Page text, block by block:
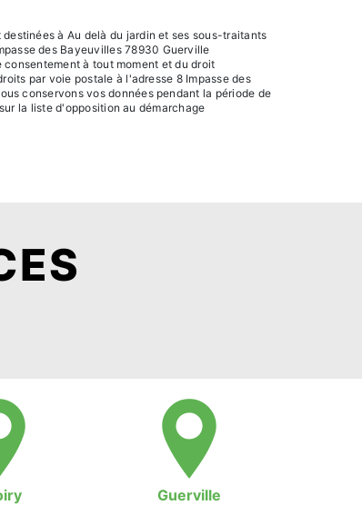
à Au delà du jardin et ses sous-traitants
des Bayeuvilles 78930 Guerville
consentement à tout moment et du droit
par voie postale à l'adresse 8 Impasse des
conservons vos données pendant la période de
la liste d'opposition au démarchage
Guerville